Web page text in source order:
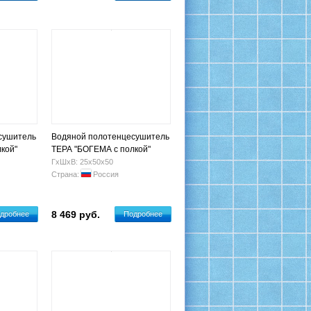
п)
Водяной полотенцесушитель
ТЕРА "БОГЕМА с полкой"
500х500 Н.Г. 3/4" (1+3+2 п)
ГхШхВ: 25х50х50
Страна:
Россия
8 469 руб. Подробнее